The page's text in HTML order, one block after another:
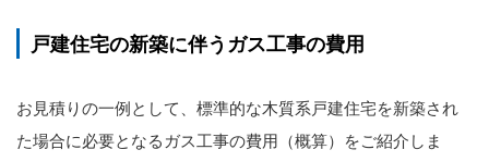
戸建住宅の新築に伴うガス工事の費用
お見積りの一例として、標準的な木質系戸建住宅を新築され
た場合に必要となるガス工事の費用（概算）をご紹介しま